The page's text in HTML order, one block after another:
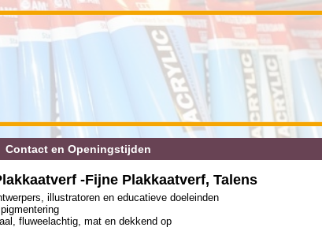
Contact en Openingstijden
‐Fijne Plakkaatverf, Talens
illustratoren en educatieve doeleinden
fluweelachtig, mat en dekkend op